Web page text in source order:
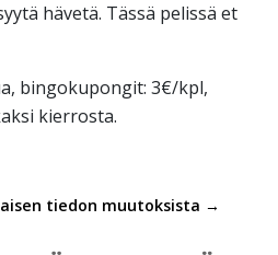
hävetä. Tässä pelissä et
bingokupongit: 3€/kpl,
kierrosta.
tiedon muutoksista →